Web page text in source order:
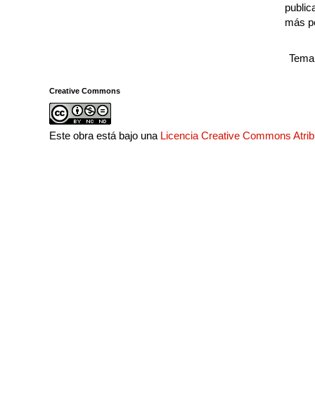
más
Creative Commons
Este obra está bajo una Licencia Creative Commons